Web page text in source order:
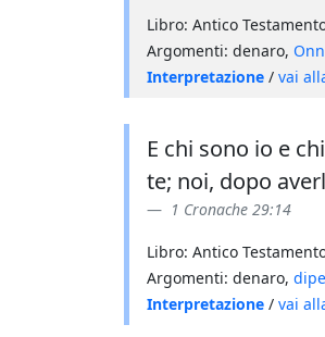
Libro: Antico
Argomenti: denaro,
Interpretazione / vai
E chi sono io e
te; noi, dopo
1 Cronache 29:14
Libro: Antico
Argomenti: denaro,
Interpretazione / vai